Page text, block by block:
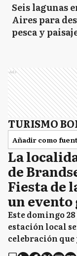
Seis lagunas
Aires para
pesca y
Ads
TURISMO
Añadir como
La
de
Fiesta de
un
Este domingo
estación local
celebración que